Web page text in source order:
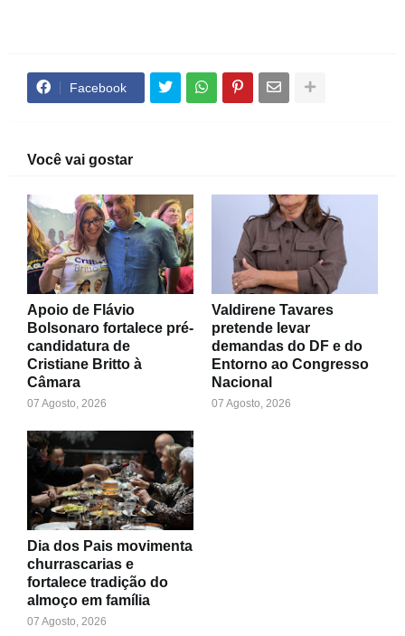
Facebook
Você vai gostar
Apoio de Flávio
Bolsonaro fortalece pré-
candidatura de
Cristiane Britto à
Câmara
07 Agosto, 2026
Valdirene Tavares
pretende levar
demandas do DF e do
Entorno ao Congresso
Nacional
07 Agosto, 2026
Dia dos Pais movimenta
churrascarias e
fortalece tradição do
almoço em família
07 Agosto, 2026